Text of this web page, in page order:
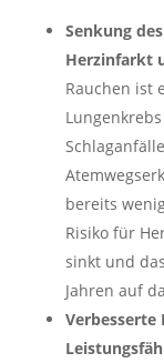
Senkung
Herzinfarkt
Rauchen ist
bereits
Risiko für
sinkt und
Jahren auf